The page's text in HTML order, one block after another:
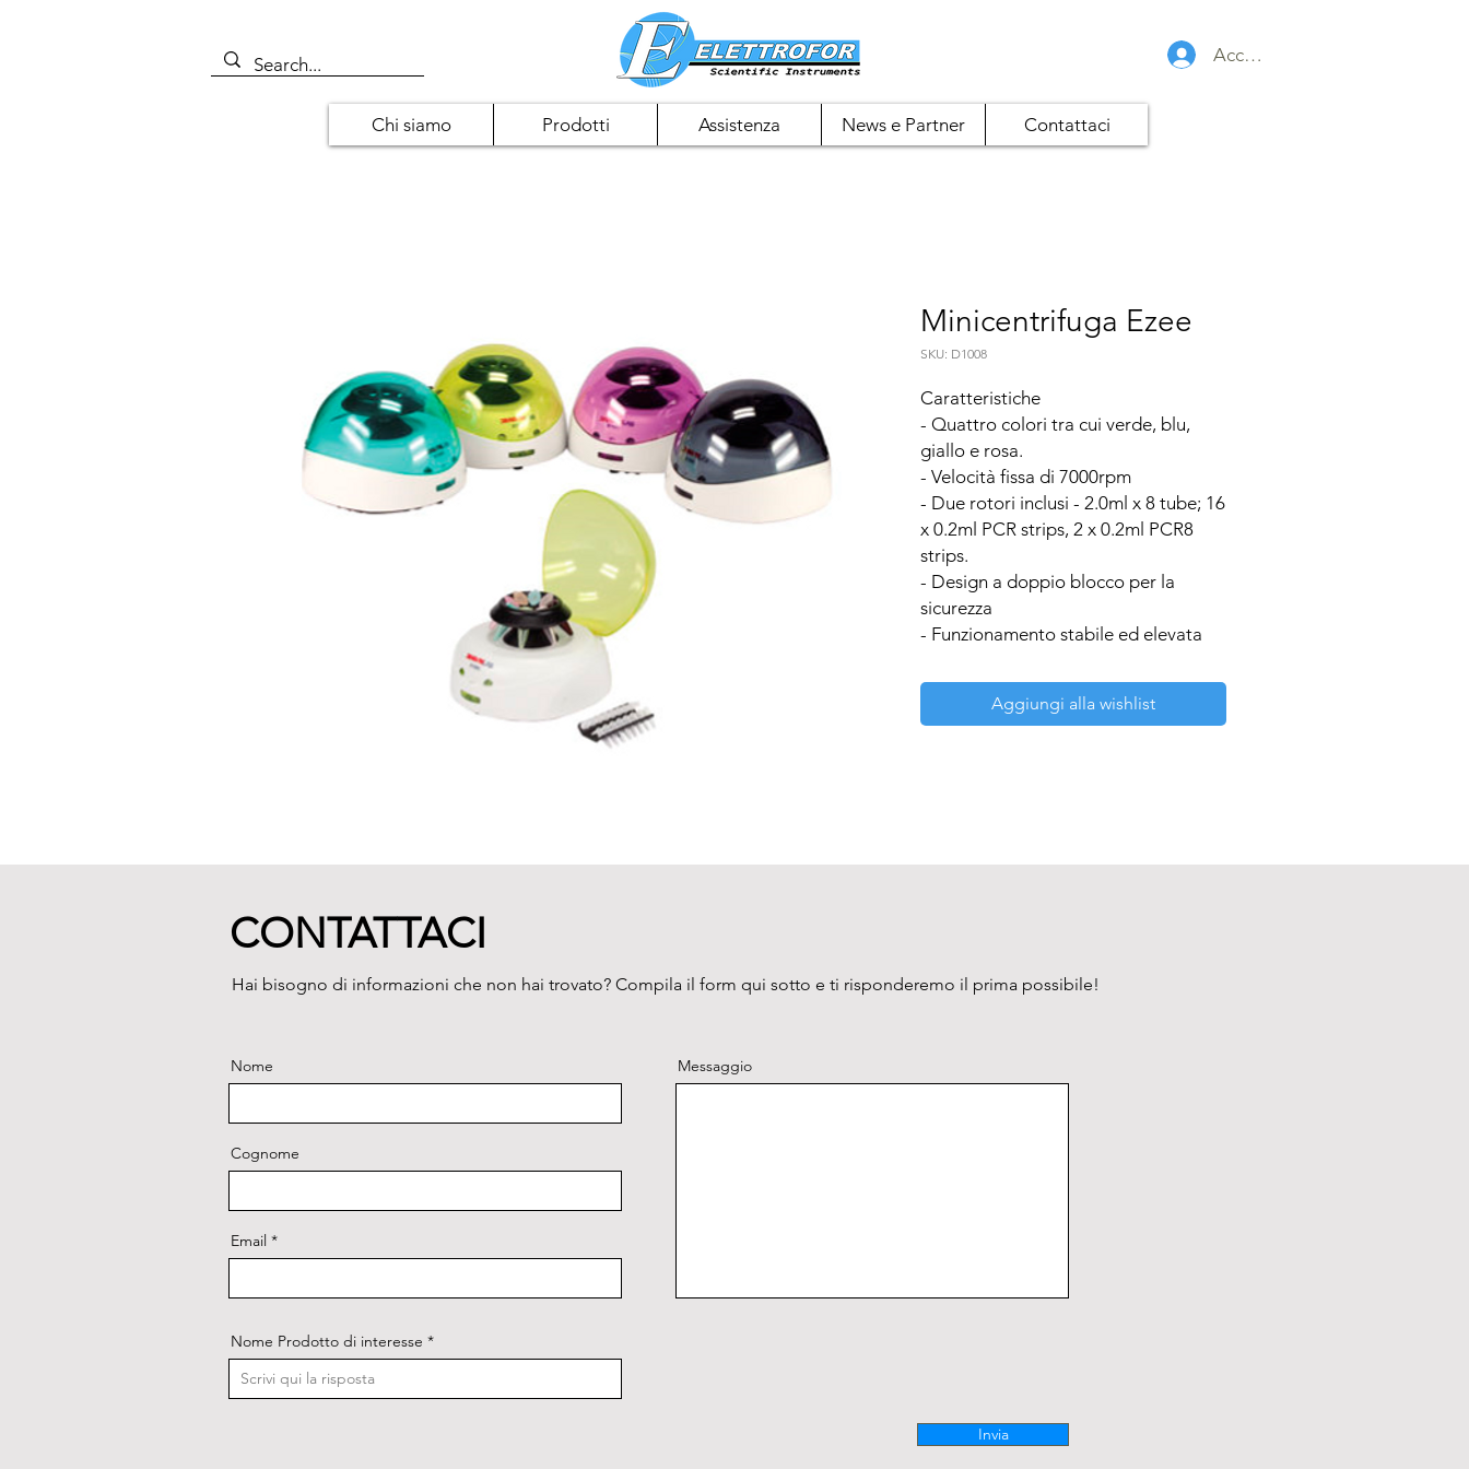
Accedi
Chi siamo Prodotti Assistenza News e Partner Contattaci
Minicentrifuga Ezee
SKU: D1008
Caratteristiche
- Quattro colori tra cui verde, blu,
giallo e rosa.
- Velocità fissa di 7000rpm
- Due rotori inclusi - 2.0ml x 8 tube; 16
x 0.2ml PCR strips, 2 x 0.2ml PCR8
strips.
- Design a doppio blocco per la
sicurezza
- Funzionamento stabile ed elevata
- Motore DC
- Rumorosità ≤45 dB
chiusura e apertura del coperchio o
Aggiungi alla wishlist
CONTATTACI
Hai bisogno di informazioni che non hai trovato? Compila il form qui sotto e ti risponderemo il prima possibile!
Nome
Cognome
Email
Messaggio
Nome Prodotto di interesse
Invia